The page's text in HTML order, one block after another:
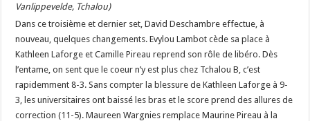
Vanlippevelde, Tchalou)
Dans ce troisième et dernier set, David Deschambre effectue, à
nouveau, quelques changements. Evylou Lambot cède sa place à
Kathleen Laforge et Camille Pireau reprend son rôle de libéro. Dès
l’entame, on sent que le coeur n’y est plus chez Tchalou B, c’est
rapidemment 8-3. Sans compter la blessure de Kathleen Laforge à 9-
3, les universitaires ont baissé les bras et le score prend des allures de
correction (11-5). Maureen Wargnies remplace Maurine Pireau à la